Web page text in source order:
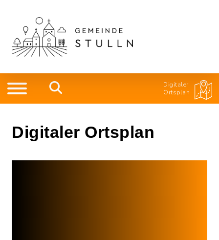
Digitaler
Ortsplan
Digitaler Ortsplan